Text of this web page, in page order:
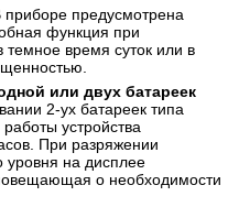
приборе предусмотрена
функция при
темное время суток или в
или двух батареек
2-ух батареек типа
устройства
При разряжении
уровня на дисплее
о необходимости